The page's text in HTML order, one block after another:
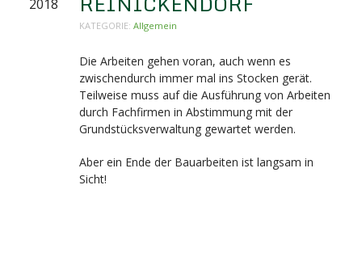
2018
KATEGORIE: Allgemein
Die Arbeiten gehen voran, auch wenn es
zwischendurch immer mal ins Stocken gerät.
Teilweise muss auf die Ausführung von Arbeiten
durch Fachfirmen in Abstimmung mit der
Grundstücksverwaltung gewartet werden.
Aber ein Ende der Bauarbeiten ist langsam in
Sicht!